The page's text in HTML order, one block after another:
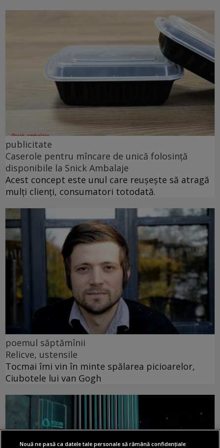
publicitate
Caserole pentru mîncare de unică folosință
disponibile la Snick Ambalaje
Acest concept este unul care reușește să atragă
mulți clienți, consumatori totodată.
poemul săptămînii
Relicve, ustensile
Tocmai îmi vin în minte spălarea picioarelor,
Ciubotele lui van Gogh
Nouă ne pasă ca datele tale personale să rămână confidențiale